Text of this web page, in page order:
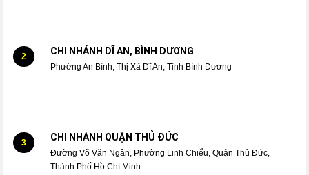
2 CHI NHÁNH DĨ AN, BÌNH DƯƠNG
Phường An Bình, Thị Xã Dĩ An, Tỉnh Bình Dương
3 CHI NHÁNH QUẬN THỦ ĐỨC
Đường Võ Văn Ngân, Phường Linh Chiểu, Quận Thủ Đức,
Thành Phố Hồ Chí Minh